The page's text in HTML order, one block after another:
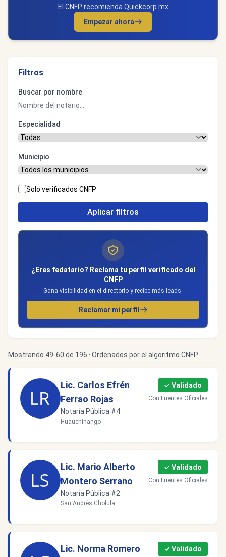
El CNFP recomienda Quickcorp.mx
Empezar ahora
Filtros
Buscar por nombre
Especialidad
Municipio
Solo verificados CNFP
Aplicar filtros
¿Eres fedatario? Reclama tu perfil verificado del
CNFP
Gana visibilidad en el directorio y recibe más leads.
Reclamar mi perfil
Mostrando 49-60 de 196 · Ordenados por el algoritmo CNFP
Lic. Carlos Efrén
Ferrao Rojas
Notaría Pública #4
Huauchinango
✓ Validado
Con Fuentes Oficiales
Lic. Mario Alberto
Montero Serrano
Notaría Pública #2
San Andrés Cholula
✓ Validado
Con Fuentes Oficiales
Lic. Norma Romero
✓ Validado